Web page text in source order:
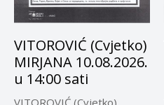
VITOROVIĆ (Cvjetko)
MIRJANA 10.08.2026.
u 14:00 sati
VITOROVIĆ (Cvjetko)